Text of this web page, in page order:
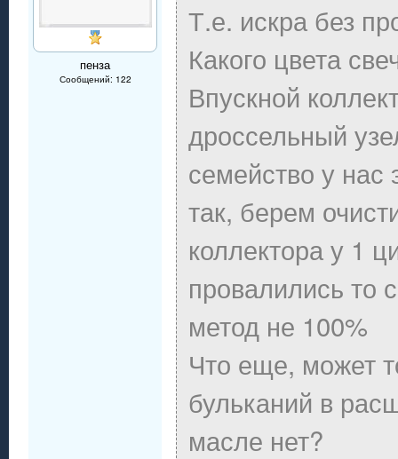
пенза
Сообщений: 122
Т.е. искра без
Какого цвета
Впускной
дроссельный
семейство у
так, берем
коллектора у 1
провалились то
метод не 100%
Что еще, может
бульканий в
масле нет?